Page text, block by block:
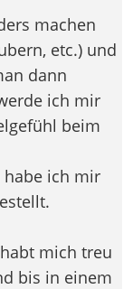
machen
etc.) und
dann
ich mir
beim
habe ich mir
mich treu
bis in einem